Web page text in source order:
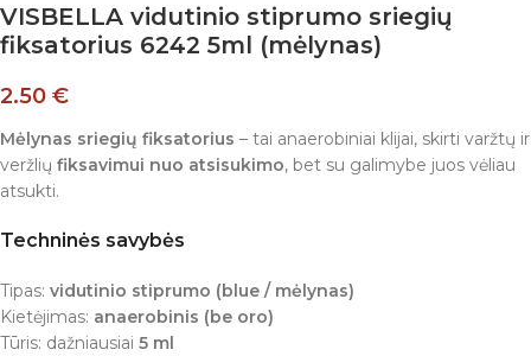
VISBELLA vidutinio stiprumo sriegių
fiksatorius 6242 5ml (mėlynas)
2.50 €
Mėlynas sriegių fiksatorius – tai anaerobiniai klijai, skirti varžtų ir
veržlių fiksavimui nuo atsisukimo, bet su galimybe juos vėliau
atsukti.
Techninės savybės
Tipas: vidutinio stiprumo (blue / mėlynas)
Kietėjimas: anaerobinis (be oro)
Tūris: dažniausiai 5 ml